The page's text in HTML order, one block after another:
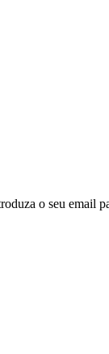
o seu email